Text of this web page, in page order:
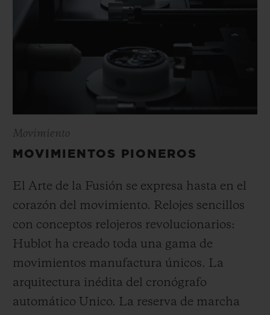
Movimiento
MOVIMIENTOS PIONEROS
El Arte de la Fusión se expresa hasta en el
corazón del movimiento. Relojes sencillos
con conceptos relojeros revolucionarios:
Hublot ha creado toda una gama de
movimientos manufactura únicos. La
arquitectura inédita del cronógrafo
automático Unico. La reserva de marcha